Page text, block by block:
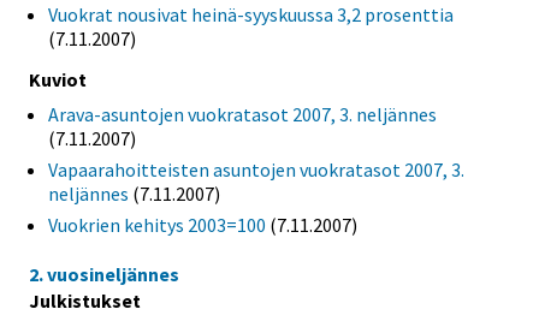
Vuokrat nousivat heinä-syyskuussa 3,2 prosenttia
(7.11.2007)
Kuviot
Arava-asuntojen vuokratasot 2007, 3. neljännes
(7.11.2007)
Vapaarahoitteisten asuntojen vuokratasot 2007, 3.
neljännes (7.11.2007)
Vuokrien kehitys 2003=100 (7.11.2007)
2. vuosineljännes
Julkistukset